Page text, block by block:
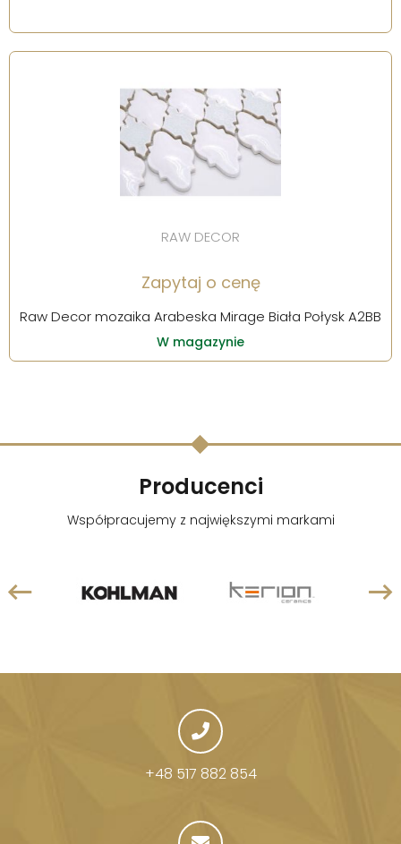
RAW DECOR
Zapytaj o cenę
Raw Decor mozaika Arabeska Mirage Biała Połysk A2BB
W magazynie
Producenci
Współpracujemy z największymi markami
+48 517 882 854